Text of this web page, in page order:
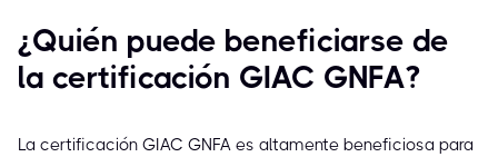
¿Quién puede beneficiarse de
la certificación GIAC GNFA?
La certificación GIAC GNFA es altamente beneficiosa para